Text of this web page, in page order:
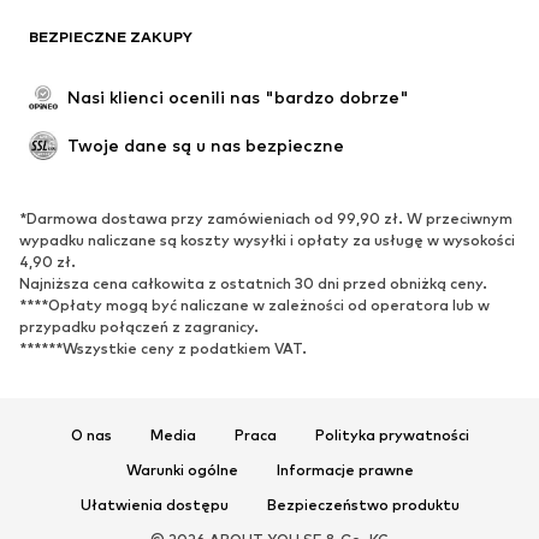
BUTY
Nowości
Półbuty
Buty sportowe
SPORT
Odzież sportowa
Dziedziny sportowe
Buty sportowe
Akcesoria sportowe
Czapki & kapelusze
Torby & plecaki
Biżuteria
BEZPIECZNE ZAKUPY
Nasi klienci ocenili nas "bardzo dobrze"
Twoje dane są u nas bezpieczne
*Darmowa dostawa przy zamówieniach od 99,90 zł. W przeciwnym
wypadku naliczane są koszty wysyłki i opłaty za usługę w wysokości
4,90 zł.
Najniższa cena całkowita z ostatnich 30 dni przed obniżką ceny.
****Opłaty mogą być naliczane w zależności od operatora lub w
przypadku połączeń z zagranicy.
******Wszystkie ceny z podatkiem VAT.
O nas Media Praca
Polityka prywatności
Warunki ogólne
Informacje prawne
Ułatwienia dostępu
Bezpieczeństwo produktu